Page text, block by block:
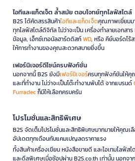
ไอทีและแก็ดเจ็ต ล้ำสมัย ตอบโจทย์ทุกไลฟ์สไตล์
B2S ได้คัดสรรสินค้าไอทีและแก็ดเจ็ตคุณภาพเยี่ยมม
ทุกไลฟ์สไตล์ดิจิทัล ไม่ว่าจะเป็น เครื่องทำลายเอกสาร
ข้อมูล, เอ็กซ์เทอนัลฮาร์ดดิสก์WD, หรือ คีย์บอร์ดไร้
ให้การทำงานของคุณสะดวกสบายยิ่งขึ้น
เฟอร์นิเจอร์ดีไซน์ครบฟังก์ชั่น
นอกจากนี้ B2S ยังมีเฟอร์นิเจอร์ครบทุกฟังก์ชันให้คุ
และที่ทำงาน ไม่ว่าจะเป็นโต๊ะทำงานพับได้ จากแบรนด์
Furradecก็มีให้เลือกครบครัน
โปรโมชั่นและสิทธิพิเศษ
B2S จัดเต็มโปรโมชั่นและสิทธิพิเศษมากมายให้คุณเ
อัปเดตทุกเดือนกับแคมเปญลดราคาแรง
ทั้งสินค้าเครื่องเขียน หนังสือขายดี และไอเทมไลฟ์
และดีลพิเศษเมื่อช้อปผ่าน B2S.co.th เท่านั้น นอกจ